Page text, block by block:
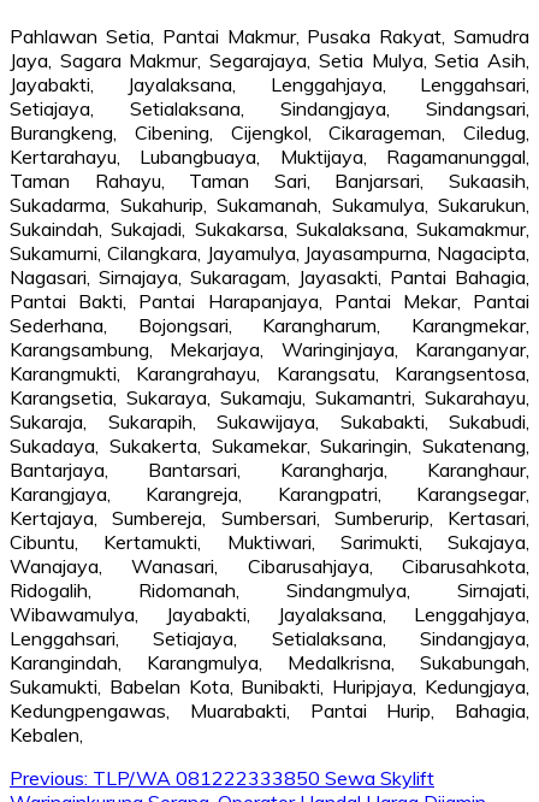
Pahlawan Setia, Pantai Makmur, Pusaka Rakyat, Samudra
Jaya, Sagara Makmur, Segarajaya, Setia Mulya, Setia Asih,
Jayabakti, Jayalaksana, Lenggahjaya, Lenggahsari,
Setiajaya, Setialaksana, Sindangjaya, Sindangsari,
Burangkeng, Cibening, Cijengkol, Cikarageman, Ciledug,
Kertarahayu, Lubangbuaya, Muktijaya, Ragamanunggal,
Taman Rahayu, Taman Sari, Banjarsari, Sukaasih,
Sukadarma, Sukahurip, Sukamanah, Sukamulya, Sukarukun,
Sukaindah, Sukajadi, Sukakarsa, Sukalaksana, Sukamakmur,
Sukamurni, Cilangkara, Jayamulya, Jayasampurna, Nagacipta,
Nagasari, Sirnajaya, Sukaragam, Jayasakti, Pantai Bahagia,
Pantai Bakti, Pantai Harapanjaya, Pantai Mekar, Pantai
Sederhana, Bojongsari, Karangharum, Karangmekar,
Karangsambung, Mekarjaya, Waringinjaya, Karanganyar,
Karangmukti, Karangrahayu, Karangsatu, Karangsentosa,
Karangsetia, Sukaraya, Sukamaju, Sukamantri, Sukarahayu,
Sukaraja, Sukarapih, Sukawijaya, Sukabakti, Sukabudi,
Sukadaya, Sukakerta, Sukamekar, Sukaringin, Sukatenang,
Bantarjaya, Bantarsari, Karangharja, Karanghaur,
Karangjaya, Karangreja, Karangpatri, Karangsegar,
Kertajaya, Sumbereja, Sumbersari, Sumberurip, Kertasari,
Cibuntu, Kertamukti, Muktiwari, Sarimukti, Sukajaya,
Wanajaya, Wanasari, Cibarusahjaya, Cibarusahkota,
Ridogalih, Ridomanah, Sindangmulya, Sirnajati,
Wibawamulya, Jayabakti, Jayalaksana, Lenggahjaya,
Lenggahsari, Setiajaya, Setialaksana, Sindangjaya,
Karangindah, Karangmulya, Medalkrisna, Sukabungah,
Sukamukti, Babelan Kota, Bunibakti, Huripjaya, Kedungjaya,
Kedungpengawas, Muarabakti, Pantai Hurip, Bahagia,
Kebalen,
Post
Previous: TLP/WA 081222333850 Sewa Skylift